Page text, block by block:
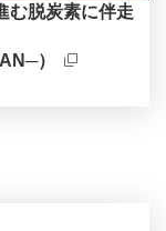
む脱炭素に伴走
）